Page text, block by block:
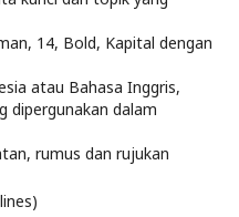
14, Bold, Kapital dengan
atau Bahasa Inggris,
dipergunakan dalam
rumus dan rujukan